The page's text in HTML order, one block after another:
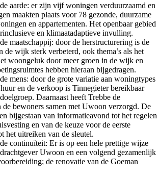
aarde: er zijn vijf woningen verduurzaamd en
maakten plaats voor 78 gezonde, duurzame
en appartementen. Het openbaar gebied
en klimaatadaptieve invulling.
maatschappij: door de herstructurering is de
de wijk sterk verbeterd, ook thema’s als het
woongeluk door meer groen in de wijk en
hebben hieraan bijgedragen.
mens: door de grote variatie aan woningtypes
en de verkoop is Tinnegieter bereikbaar
Daarnaast heeft Trebbe de
de bewoners samen met Uwoon verzorgd. De
bijgestaan van informatieavond tot het regelen
en van de keuze voor de eerste
het uitreiken van de sleutel.
continuïteit: Er is op een hele prettige wijze
Uwoon en een volgend gezamenlijk
de renovatie van de Goeman